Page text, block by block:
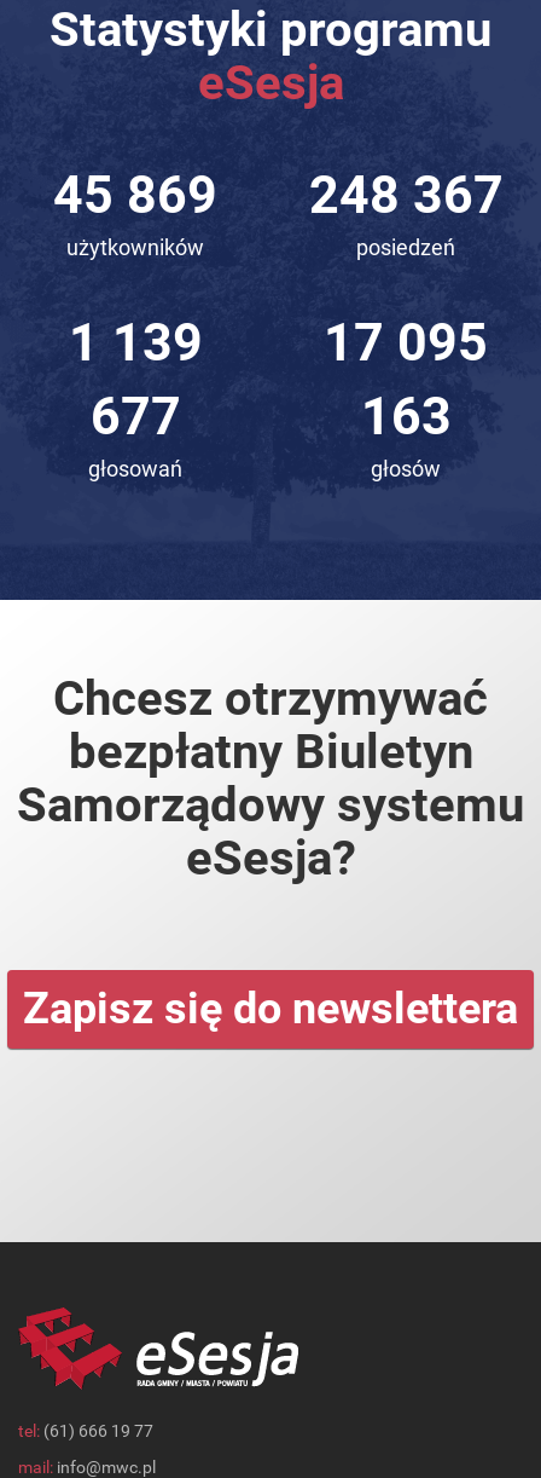
Statystyki programu
eSesja
61 365
użytkowników
332 271
posiedzeń
1 524
688
głosowań
22 870
336
głosów
Chcesz otrzymywać
bezpłatny Biuletyn
Samorządowy systemu
eSesja?
Zapisz się do newslettera
tel: (61) 666 19 77
mail: info@mwc.pl